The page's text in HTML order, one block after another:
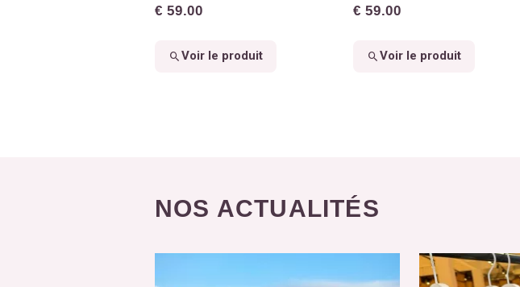
€ 59.00
Voir le produit
€ 59.00
Voir le produit
NOS ACTUALITÉS